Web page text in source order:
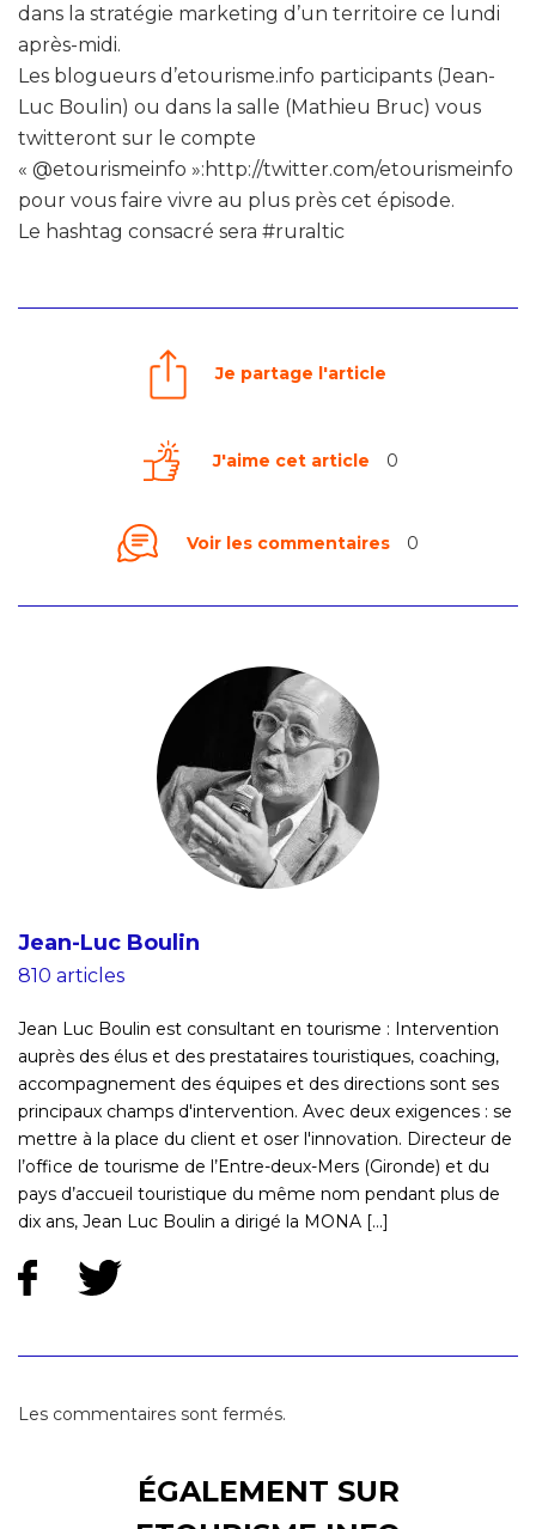
dans la stratégie marketing d’un territoire ce lundi
après-midi.
Les blogueurs d’etourisme.info participants (Jean-
Luc Boulin) ou dans la salle (Mathieu Bruc) vous
twitteront sur le compte
« @etourismeinfo »:http://twitter.com/etourismeinfo
pour vous faire vivre au plus près cet épisode.
Le hashtag consacré sera #ruraltic
Je partage l'article
J'aime cet article 0
Voir les commentaires 0
Jean-Luc Boulin
810 articles
Jean Luc Boulin est consultant en tourisme : Intervention
auprès des élus et des prestataires touristiques, coaching,
accompagnement des équipes et des directions sont ses
principaux champs d'intervention. Avec deux exigences : se
mettre à la place du client et oser l'innovation. Directeur de
l’office de tourisme de l’Entre-deux-Mers (Gironde) et du
pays d’accueil touristique du même nom pendant plus de
dix ans, Jean Luc Boulin a dirigé la MONA [...]
Les commentaires sont fermés.
ÉGALEMENT SUR